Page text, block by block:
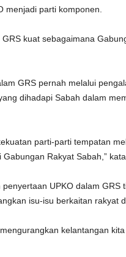
menjadi parti komponen.
kuat sebagaimana
GRS pernah melalui
dihadapi Sabah dalam
parti-parti tempatan
Rakyat Sabah,”
UPKO dalam GRS
isu-isu berkaitan rakyat
kelantangan